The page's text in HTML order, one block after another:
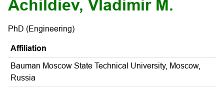
Achildiev, Vladimir M.
PhD (Engineering)
Affiliation
Bauman Moscow State Technical University, Moscow,
Russia